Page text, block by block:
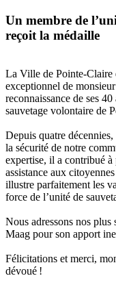
Un membre de
reçoit la médaille
La Ville de Pointe-Claire
exceptionnel de
reconnaissance de ses
sauvetage volontaire de
Depuis quatre
la sécurité de notre
expertise, il a contribué
assistance aux
illustre parfaitement les
force de l’unité de
Nous adressons nos plus
Maag pour son apport
Félicitations et merci,
dévoué !